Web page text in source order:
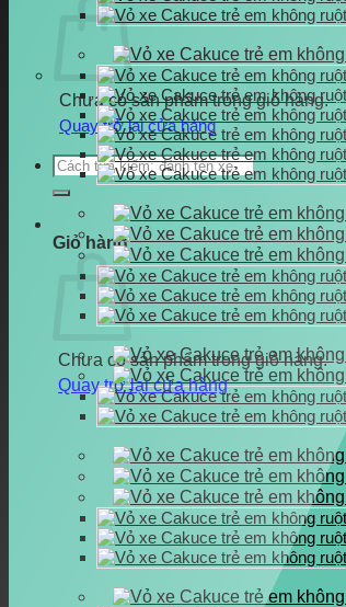
Chưa có sản phẩm trong giỏ hàng.
Quay trở lại cửa hàng
Tìm
kiếm:
Giỏ hàng
Chưa có sản phẩm trong giỏ hàng.
Quay trở lại cửa hàng